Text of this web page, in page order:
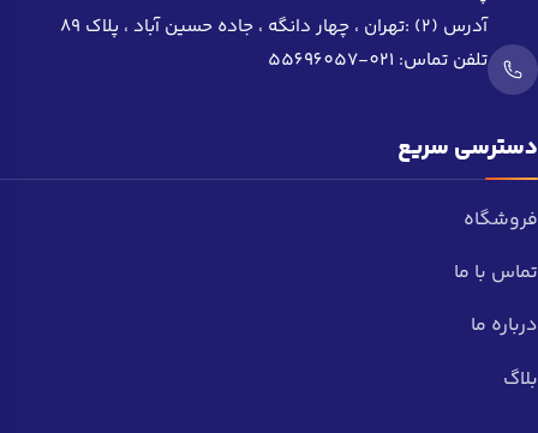
آدرس (2) :تهران ، چهار دانگه ، جاده حسین آباد ، پلاک 89
تلفن تماس: 021-55696057
دسترسی سریع
فروشگاه
تماس با ما
درباره ما
بلاگ